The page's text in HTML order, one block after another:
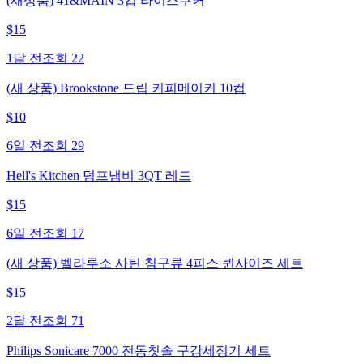
$15
1달 전 조회 22
(새 상품) Brookstone 드립 커피메이커 10컵
$10
6일 전 조회 29
Hell's Kitchen 덤프냄비 3QT 레드
$15
6일 전 조회 17
(새 상품) 벨라루소 사틴 침구류 4피스 퀸사이즈 세트
$15
2달 전 조회 71
Philips Sonicare 7000 전동칫솔 구강세정기 세트